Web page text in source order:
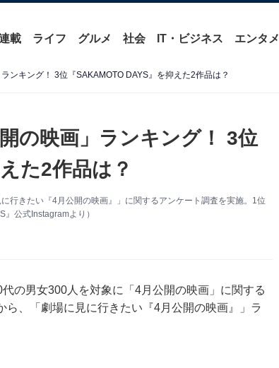
載 ライフ グルメ 社会 IT・ビジネス エンタメ
ンキング！ 3位『SAKAMOTO DAYS』を抑えた2作品は？
の映画」ランキング！ 3位
た2作品は？
行きたい『4月公開の映画』」に関するアンケート調査を実施。1位
公式Instagramより）
の男女300人を対象に「4月公開の映画」に関する
、「劇場に見に行きたい『4月公開の映画』」ラ